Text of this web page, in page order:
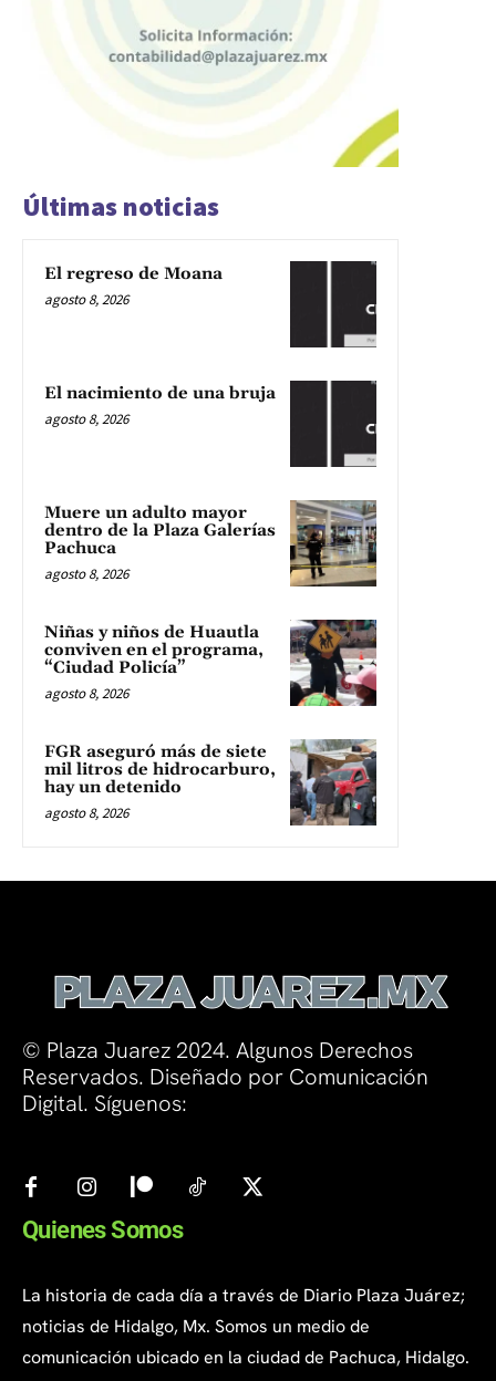
Últimas noticias
El regreso de Moana
agosto 8, 2026
El nacimiento de una bruja
agosto 8, 2026
Muere un adulto mayor
dentro de la Plaza Galerías
Pachuca
agosto 8, 2026
Niñas y niños de Huautla
conviven en el programa,
“Ciudad Policía”
agosto 8, 2026
FGR aseguró más de siete
mil litros de hidrocarburo,
hay un detenido
agosto 8, 2026
© Plaza Juarez 2024. Algunos Derechos
Reservados. Diseñado por Comunicación
Digital. Síguenos:
Quienes Somos
La historia de cada día a través de Diario Plaza Juárez;
noticias de Hidalgo, Mx. Somos un medio de
comunicación ubicado en la ciudad de Pachuca, Hidalgo.